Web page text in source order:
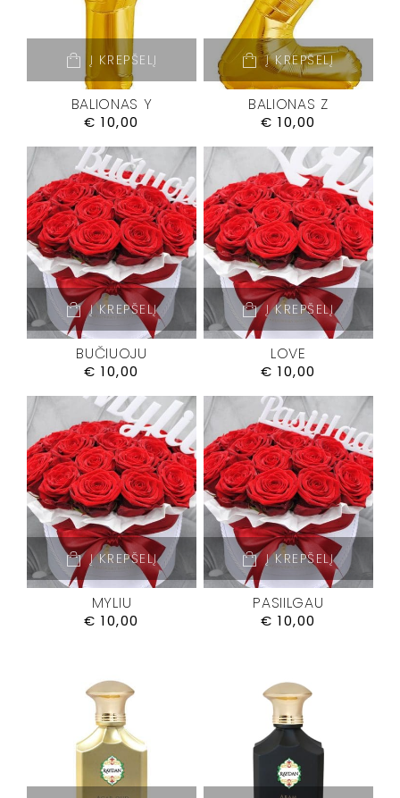
Į KREPŠELĮ
BALIONAS Y
€ 10,00
Į KREPŠELĮ
BALIONAS Z
€ 10,00
Į KREPŠELĮ
BUČIUOJU
€ 10,00
Į KREPŠELĮ
LOVE
€ 10,00
Į KREPŠELĮ
MYLIU
€ 10,00
Į KREPŠELĮ
PASIILGAU
€ 10,00